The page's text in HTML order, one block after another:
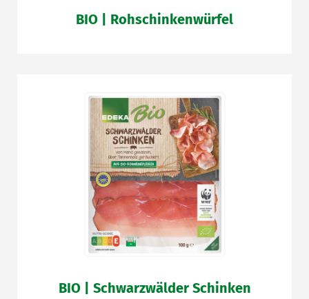
BIO | Rohschinkenwürfel
BIO | Schwarzwälder Schinken